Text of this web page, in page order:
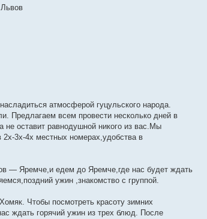
атмосферой гуцульского народа.
Предлагаем всем провести несколько дней в
оставит равнодушной никого из вас.Мы
2х-3х-4х местных номерах,удобства в
— Яремче,и едем до Яремче,где нас будет ждать
ужин ,знакомство с группой.
Чтобы посмотреть красоту зимних
ждать горячий ужин из трех блюд. После